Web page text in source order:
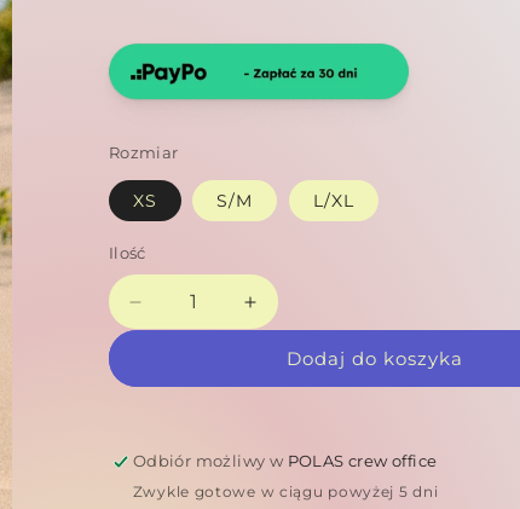
Rozmiar
XS S/M L/XL
Ilość
Zmniejsz
ilość
Spodnie
Zwiększ
ilość
Spodnie
Dodaj do koszyka
Odbiór możliwy w POLAS crew office
Zwykle gotowe w ciągu powyżej 5 dni